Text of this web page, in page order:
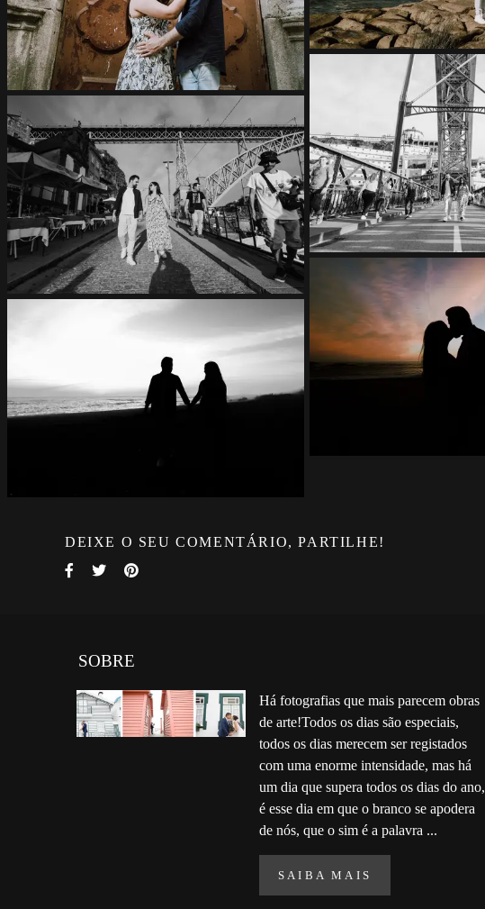
DEIXE O SEU COMENTÁRIO, PARTILHE!
SOBRE
Há fotografias que mais parecem obras
de arte!Todos os dias são especiais,
todos os dias merecem ser registados
com uma enorme intensidade, mas há
um dia que supera todos os dias do ano,
é esse dia em que o branco se apodera
de nós, que o sim é a palavra ...
SAIBA MAIS